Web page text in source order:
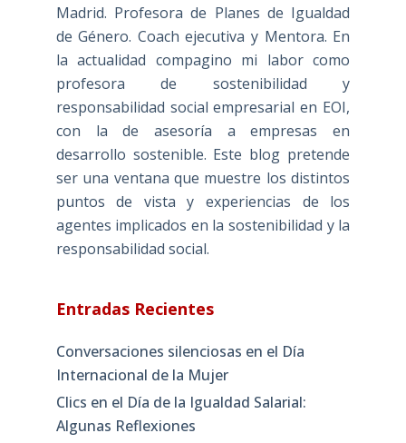
Madrid. Profesora de Planes de Igualdad
de Género. Coach ejecutiva y Mentora. En
la actualidad compagino mi labor como
profesora de sostenibilidad y
responsabilidad social empresarial en EOI,
con la de asesoría a empresas en
desarrollo sostenible. Este blog pretende
ser una ventana que muestre los distintos
puntos de vista y experiencias de los
agentes implicados en la sostenibilidad y la
responsabilidad social.
Entradas Recientes
Conversaciones silenciosas en el Día
Internacional de la Mujer
Clics en el Día de la Igualdad Salarial:
Algunas Reflexiones